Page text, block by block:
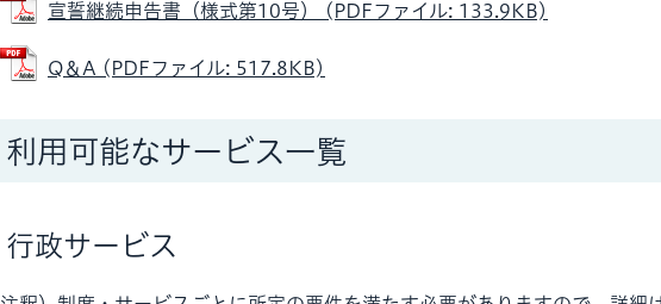
宣誓継続申告書（様式第10号） (PDFファイル: 133.9KB)
Q＆A (PDFファイル: 517.8KB)
利用可能なサービス一覧
行政サービス